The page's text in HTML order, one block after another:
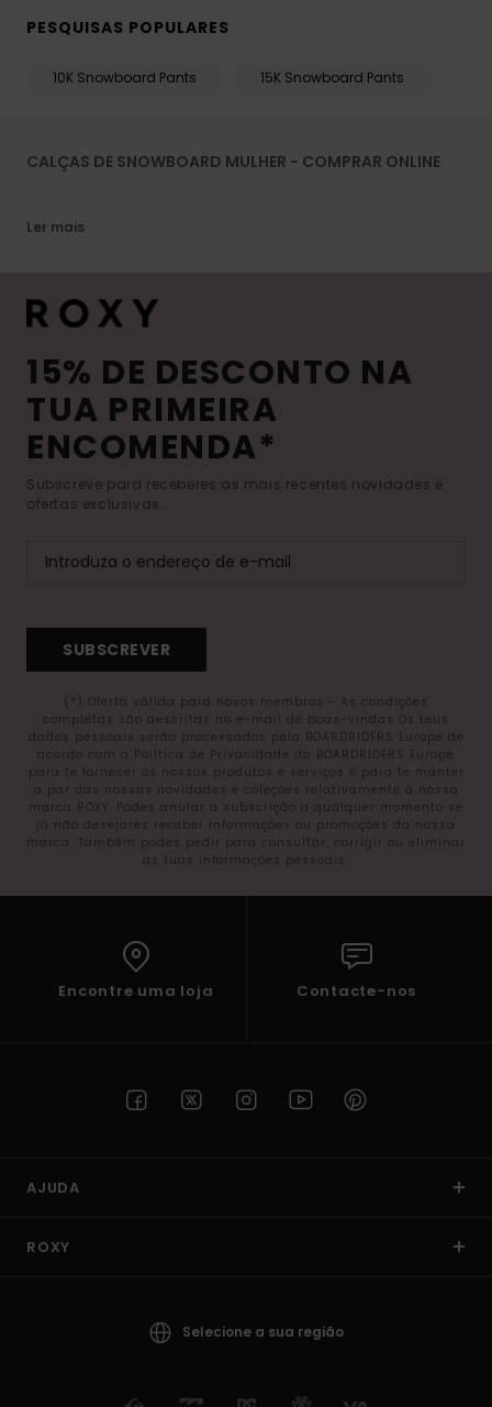
PESQUISAS POPULARES
10K Snowboard Pants 15K Snowboard Pants
CALÇAS DE SNOWBOARD MULHER - COMPRAR ONLINE
Ler mais
15% DE DESCONTO NA
TUA PRIMEIRA
ENCOMENDA*
Subscreve para receberes as mais recentes novidades e
ofertas exclusivas.
SUBSCREVER
(*) Oferta válida para novos membros - As condições
completas são descritas no e-mail de boas-vindas Os teus
dados pessoais serão processados pela BOARDRIDERS Europe de
acordo com a Política de Privacidade da BOARDRIDERS Europe
para te fornecer os nossos produtos e serviços e para te manter
a par das nossas novidades e coleções relativamente à nossa
marca ROXY. Podes anular a subscrição a qualquer momento se
já não desejares receber informações ou promoções da nossa
marca. Também podes pedir para consultar, corrigir ou eliminar
as tuas informações pessoais.
Encontre uma loja Contacte-nos
AJUDA
ROXY
Selecione a sua região